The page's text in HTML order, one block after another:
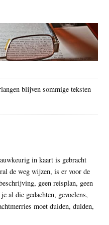
blijven sommige teksten
in kaart is gebracht
de weg wijzen, is er voor de
geen reisplan, geen
al die gedachten, gevoelens,
moet duiden, dulden,